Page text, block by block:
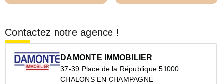
Contactez notre agence !
DAMONTE IMMOBILIER
37-39 Place de la République 51000
CHALONS EN CHAMPAGNE